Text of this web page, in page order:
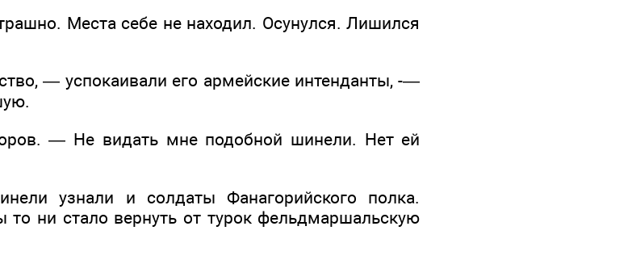
Места себе не находил. Осунулся. Лишился
— успокаивали его армейские интенданты, -—
— Не видать мне подобной шинели. Нет ей
узнали и солдаты Фанагорийского полка.
ни стало вернуть от турок фельдмаршальскую